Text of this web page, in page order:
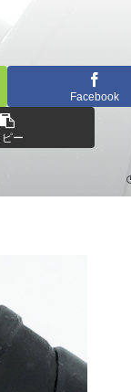
Facebook
ピー